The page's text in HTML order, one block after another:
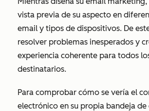
vista previa de su aspecto en
email y tipos de dispositivos. De
resolver problemas inesperados y
experiencia coherente para todos
destinatarios.
Para comprobar cómo se vería el
electrónico en su propia bandeja de